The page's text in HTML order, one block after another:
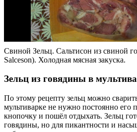
Свиной Зельц. Сальтисон из свиной
Salceson). Холодная мясная закуска.
Зельц из говядины в
По этому рецепту зельц можно
мультиварке не нужно постоянно его
кнопочку и пошёл отдыхать. Зельц
говядины, но для пикантности и